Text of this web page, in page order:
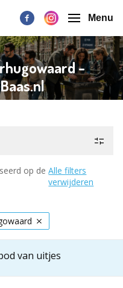
Menu
-
op de Alle filters
verwijderen
van uitjes